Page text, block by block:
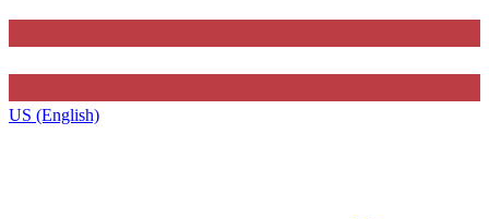
US (English)